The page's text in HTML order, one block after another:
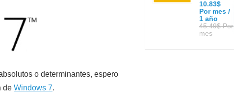
o determinantes, espero
de Windows 7.
10.83$
Por mes /
1 año
45.49$ Por
mes